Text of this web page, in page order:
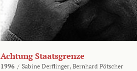
Achtung Staatsgrenze
1996 / Sabine Derflinger, Bernhard Pötscher